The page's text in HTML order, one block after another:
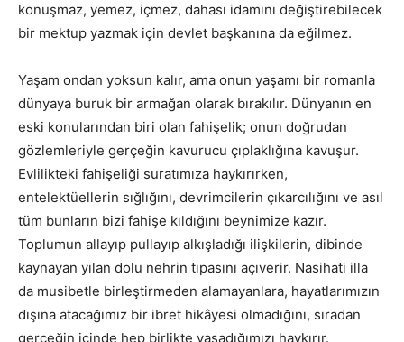
konuşmaz, yemez, içmez, dahası idamını değiştirebilecek
bir mektup yazmak için devlet başkanına da eğilmez.
Yaşam ondan yoksun kalır, ama onun yaşamı bir romanla
dünyaya buruk bir armağan olarak bırakılır. Dünyanın en
eski konularından biri olan fahişelik; onun doğrudan
gözlemleriyle gerçeğin kavurucu çıplaklığına kavuşur.
Evlilikteki fahişeliği suratımıza haykırırken,
entelektüellerin sığlığını, devrimcilerin çıkarcılığını ve asıl
tüm bunların bizi fahişe kıldığını beynimize kazır.
Toplumun allayıp pullayıp alkışladığı ilişkilerin, dibinde
kaynayan yılan dolu nehrin tıpasını açıverir. Nasihati illa
da musibetle birleştirmeden alamayanlara, hayatlarımızın
dışına atacağımız bir ibret hikâyesi olmadığını, sıradan
gerçeğin içinde hep birlikte yaşadığımızı haykırır.